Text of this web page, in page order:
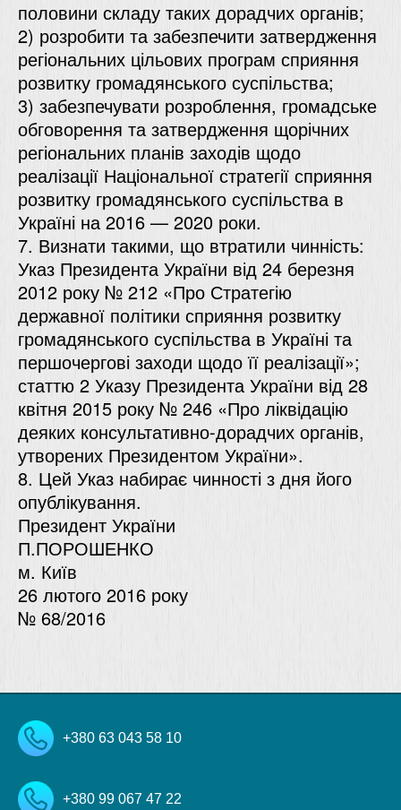
половини складу таких дорадчих органів;
2) розробити та забезпечити затвердження
регіональних цільових програм сприяння
розвитку громадянського суспільства;
3) забезпечувати розроблення, громадське
обговорення та затвердження щорічних
регіональних планів заходів щодо
реалізації Національної стратегії сприяння
розвитку громадянського суспільства в
Україні на 2016 — 2020 роки.
7. Визнати такими, що втратили чинність:
Указ Президента України від 24 березня
2012 року № 212 «Про Стратегію
державної політики сприяння розвитку
громадянського суспільства в Україні та
першочергові заходи щодо її реалізації»;
статтю 2 Указу Президента України від 28
квітня 2015 року № 246 «Про ліквідацію
деяких консультативно-дорадчих органів,
утворених Президентом України».
8. Цей Указ набирає чинності з дня його
опублікування.
Президент України
П.ПОРОШЕНКО
м. Київ
26 лютого 2016 року
№ 68/2016
+380 63 043 58 10
+380 99 067 47 22